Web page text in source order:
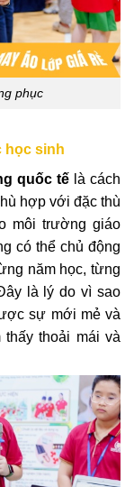
phục
học sinh
quốc tế là cách
hợp với đặc thù
môi trường giáo
có thể chủ động
năm học, từng
là lý do vì sao
sự mới mẻ và
thoải mái và